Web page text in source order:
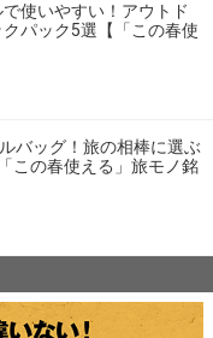
使いやすい！アウトド
パック5選【「この春使
バッグ！旅の相棒に選ぶ
この春使える」旅モノ銘